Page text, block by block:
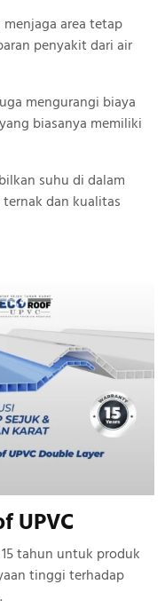
area tetap
penyakit dari air
mengurangi biaya
biasanya memiliki
suhu di dalam
dan kualitas
UPVC
tahun untuk produk
tinggi terhadap